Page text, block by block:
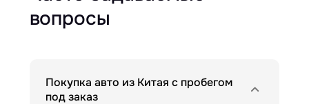
вопросы
Покупка авто из Китая с пробегом
под заказ